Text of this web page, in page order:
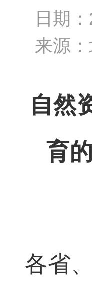
日期：
来源：
自然
育
各省